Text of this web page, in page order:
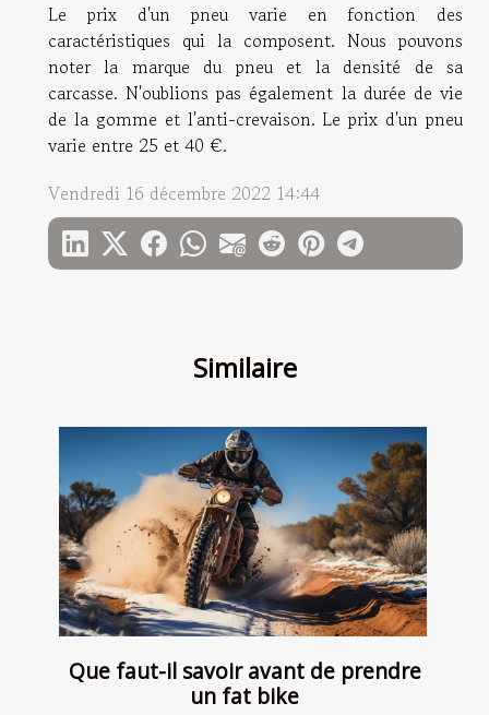
Similaire
Que faut-il savoir avant de prendre
un fat bike
Le prix d'un pneu varie en fonction des
caractéristiques qui la composent. Nous pouvons
noter la marque du pneu et la densité de sa
carcasse. N'oublions pas également la durée de vie
de la gomme et l'anti-crevaison. Le prix d'un pneu
varie entre 25 et 40 €.
Vendredi 16 décembre 2022 14:44